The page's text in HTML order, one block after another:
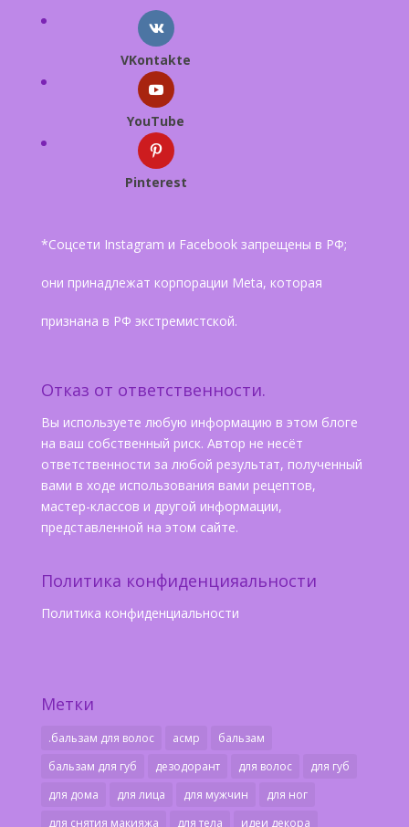
VKontakte
YouTube
Pinterest
*Соцсети Instagram и Facebook запрещены в РФ;
они принадлежат корпорации Meta, которая
признана в РФ экстремистской.
Отказ от ответственности.
Вы используете любую информацию в этом блоге
на ваш собственный риск. Автор не несёт
ответственности за любой результат, полученный
вами в ходе использования вами рецептов,
мастер-классов и другой информации,
представленной на этом сайте.
Политика конфиденцияальности
Политика конфиденциальности
Метки
.бальзам для волос асмр
бальзам
бальзам для губ
дезодорант для волос
для губ
для дома
для лица для мужчин
для ног
для снятия макияжа
для тела идеи декора